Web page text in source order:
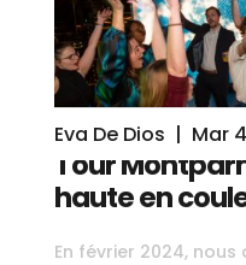
Tour
haute en
En février 2024,
Eva De Dios | Mar